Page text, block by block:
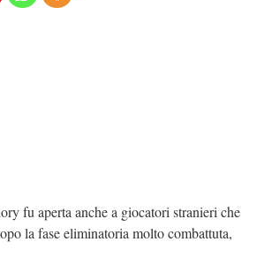
fu aperta anche a giocatori stranieri che
la fase eliminatoria molto combattuta,